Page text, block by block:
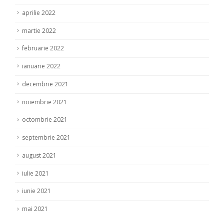
aprilie 2022
martie 2022
februarie 2022
ianuarie 2022
decembrie 2021
noiembrie 2021
octombrie 2021
septembrie 2021
august 2021
iulie 2021
iunie 2021
mai 2021